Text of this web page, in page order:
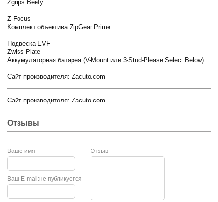
Zgrips Beefy
Z-Focus
Комплект объектива ZipGear Prime
Подвеска EVF
Zwiss Plate
Аккумуляторная батарея (V-Mount или 3-Stud-Please Select Below)
Сайт производителя: Zacuto.com
Сайт производителя: Zacuto.com
Отзывы
Ваше имя: Отзыв:
не публикуется
Ваш E-mail: